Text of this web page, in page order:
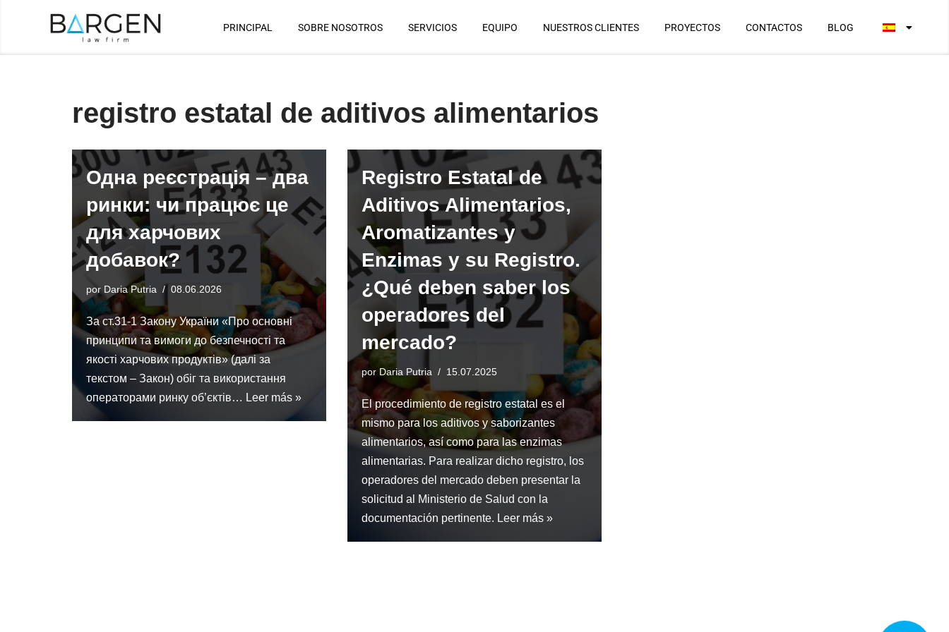
PRINCIPAL SOBRE NOSOTROS SERVICIOS EQUIPO NUESTROS CLIENTES PROYECTOS CONTACTOS BLOG
registro estatal de aditivos alimentarios
Одна реєстрація – два
ринки: чи працює це
для харчових
добавок?
por Daria Putria 08.06.2026
За ст.31-1 Закону України «Про основні
принципи та вимоги до безпечності та
якості харчових продуктів» (далі за
текстом – Закон) обіг та використання
операторами ринку об’єктів… Leer más »
Registro Estatal de
Aditivos Alimentarios,
Aromatizantes y
Enzimas y su Registro.
¿Qué deben saber los
operadores del
mercado?
por Daria Putria 15.07.2025
El procedimiento de registro estatal es el
mismo para los aditivos y saborizantes
alimentarios, así como para las enzimas
alimentarias. Para realizar dicho registro, los
operadores del mercado deben presentar la
solicitud al Ministerio de Salud con la
documentación pertinente. Leer más »